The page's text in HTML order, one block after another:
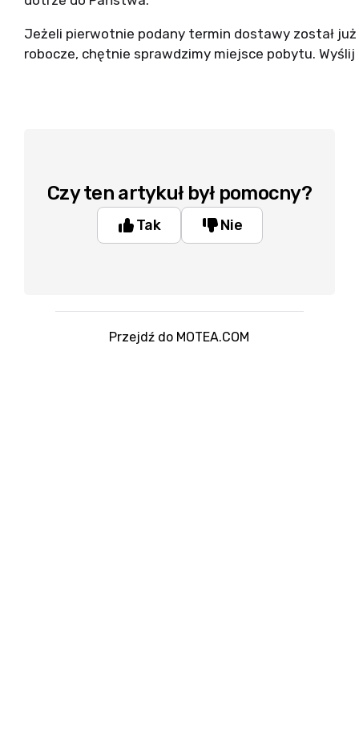
Jeżeli pierwotnie podany termin dostawy został
robocze, chętnie sprawdzimy miejsce pobytu.
Czy ten artykuł był pomocny?
Tak Nie
Przejdź do MOTEA.COM